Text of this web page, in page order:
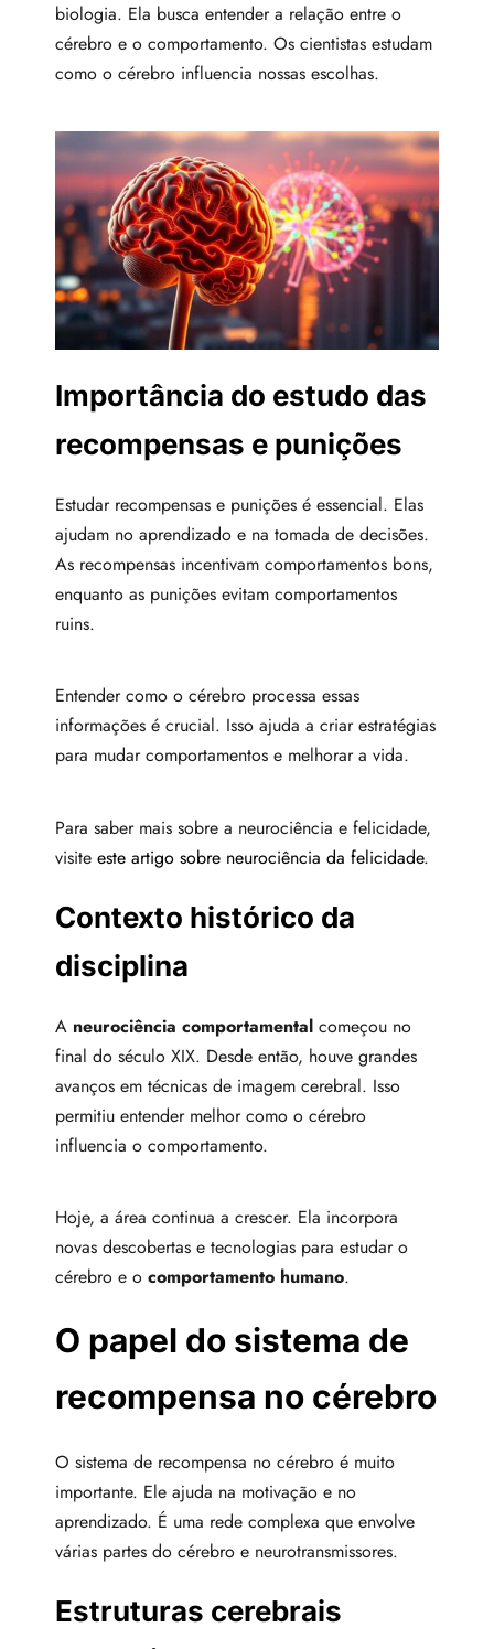
biologia. Ela busca entender a relação entre o
cérebro e o comportamento. Os cientistas estudam
como o cérebro influencia nossas escolhas.
Importância do estudo das
recompensas e punições
Estudar recompensas e punições é essencial. Elas
ajudam no aprendizado e na tomada de decisões.
As recompensas incentivam comportamentos bons,
enquanto as punições evitam comportamentos
ruins.
Entender como o cérebro processa essas
informações é crucial. Isso ajuda a criar estratégias
para mudar comportamentos e melhorar a vida.
Para saber mais sobre a neurociência e felicidade,
visite este artigo sobre neurociência da felicidade.
Contexto histórico da
disciplina
A neurociência comportamental começou no
final do século XIX. Desde então, houve grandes
avanços em técnicas de imagem cerebral. Isso
permitiu entender melhor como o cérebro
influencia o comportamento.
Hoje, a área continua a crescer. Ela incorpora
novas descobertas e tecnologias para estudar o
cérebro e o comportamento humano.
O papel do sistema de
recompensa no cérebro
O sistema de recompensa no cérebro é muito
importante. Ele ajuda na motivação e no
aprendizado. É uma rede complexa que envolve
várias partes do cérebro e neurotransmissores.
Estruturas cerebrais